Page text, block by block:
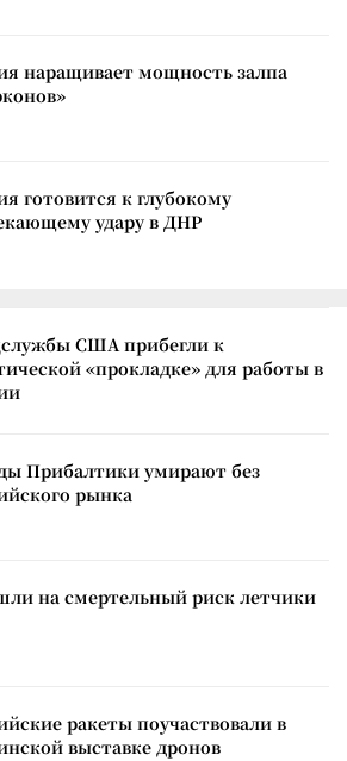
наращивает мощность залпа
готовится к глубокому
удару в ДНР
США прибегли к
«прокладке» для работы в
Прибалтики умирают без
рынка
на смертельный риск летчики
ракеты поучаствовали в
выставке дронов